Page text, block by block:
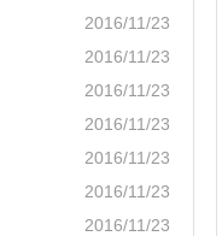
2016/11/23
2016/11/23
2016/11/23
2016/11/23
2016/11/23
2016/11/23
2016/11/23